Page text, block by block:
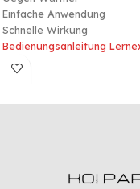
Einfache Anwendung
Schnelle Wirkung
Bedienungsanleitung